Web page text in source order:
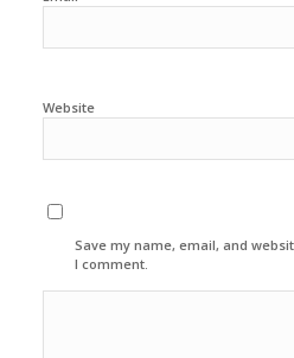
Website
Save my name, email, and
I comment.